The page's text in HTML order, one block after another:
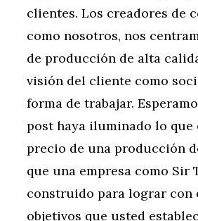
clientes. Los creadores de
como nosotros, nos
de producción de alta
visión del cliente como
forma de trabajar.
post haya iluminado lo que
precio de una producción
que una empresa como Sir
construido para lograr con
objetivos que usted